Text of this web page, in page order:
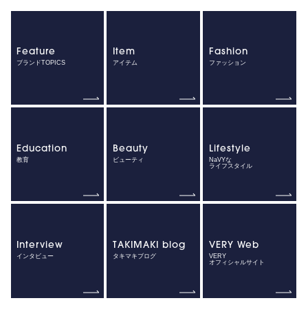
Feature
ブランドTOPICS
Item
アイテム
Fashion
ファッション
Education
教育
Beauty
ビューティ
Lifestyle
NaVYな
ライフスタイル
Interview
インタビュー
TAKIMAKI blog
タキマキブログ
VERY Web
VERY
オフィシャルサイト